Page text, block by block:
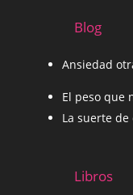
Blog
Ansiedad
El peso que
La suerte
Libros